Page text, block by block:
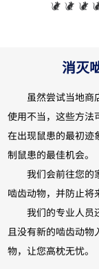
消灭
虽然尝试当地商
使用不当，这些方法
在出现鼠患的最初迹
制鼠患的最佳机会。
我们会前往您的
啮齿动物，并防止将
我们的专业人员
且没有新的啮齿动
物，让您高枕无忧。